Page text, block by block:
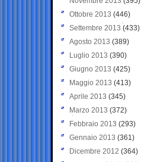
Ottobre 2013 (446)
Settembre 2013 (433)
Agosto 2013 (389)
Luglio 2013 (390)
Giugno 2013 (425)
Maggio 2013 (413)
Aprile 2013 (345)
Marzo 2013 (372)
Febbraio 2013 (293)
Gennaio 2013 (361)
Dicembre 2012 (364)